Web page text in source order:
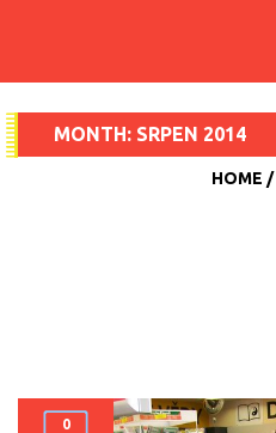
MONTH: SRPEN 2014
HOME
0